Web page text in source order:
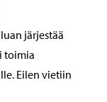
järjestää
toimia
Eilen vietiin